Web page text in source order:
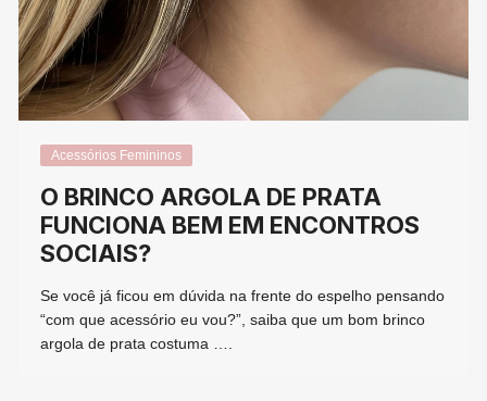
Acessórios Femininos
O BRINCO ARGOLA DE PRATA
FUNCIONA BEM EM ENCONTROS
SOCIAIS?
Se você já ficou em dúvida na frente do espelho pensando
“com que acessório eu vou?”, saiba que um bom brinco
argola de prata costuma ….